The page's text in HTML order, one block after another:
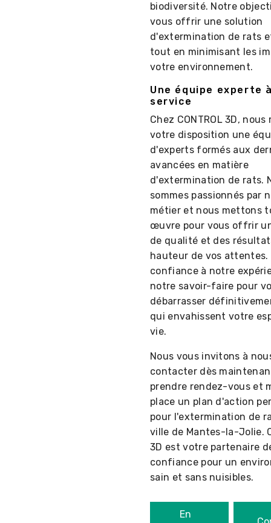
biodiversité. Notre
vous offrir une solution
d'extermination de rats
tout en minimisant les
votre environnement.
Une équipe experte
service
Chez CONTROL 3D,
votre disposition une
d'experts formés aux
avancées en matière
d'extermination de rats.
sommes passionnés par
métier et nous mettons
œuvre pour vous offrir
de qualité et des
hauteur de vos attentes.
confiance à notre
notre savoir-faire pour
débarrasser
qui envahissent votre
vie.
Nous vous invitons à
contacter dès
prendre rendez-vous et
place un plan d'action
pour l'extermination de
ville de Mantes-la-Jolie.
3D est votre partenaire
confiance pour un
sain et sans nuisibles.
En